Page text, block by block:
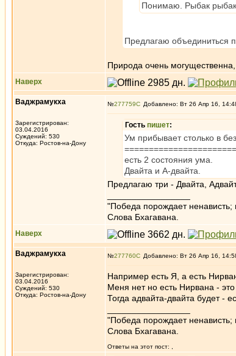
Понимаю. Рыбак
Предлагаю объединиться
Природа очень
Наверх
Ваджрамукха
Зарегистрирован:
03.04.2016
Суждений: 530
Откуда: Ростов-на-Дону
№277759 Добавлено: Вт 26 Апр 16,
Гость пишет:
Ум прибывает столько в
есть 2 состояния ума.
Двайта и А-двайта.
Предлагаю три - Двайта,
"Победа порождает
Слова Бхагавана.
Наверх
Ваджрамукха
Зарегистрирован:
03.04.2016
Суждений: 530
Откуда: Ростов-на-Дону
№277760 Добавлено: Вт 26 Апр 16,
Например есть Я, а есть
Меня нет но есть Нирвана - это
Тогда адвайта-двайта будет -
"Победа порождает
Слова Бхагавана.
Ответы на этот пост: